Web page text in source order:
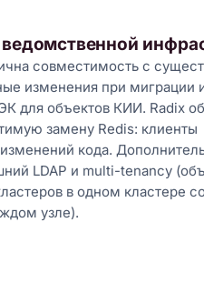
совместимость с
изменения при миграции
для объектов КИИ. Radix
замену Redis: клиенты
кода.
LDAP и multi-tenancy
в одном кластере
узле).